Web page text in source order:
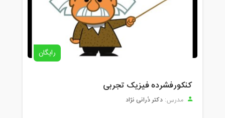
رایگان
کنکورفشرده فیزیک تجربی
مدرس: دکتر دُرانی نژاد